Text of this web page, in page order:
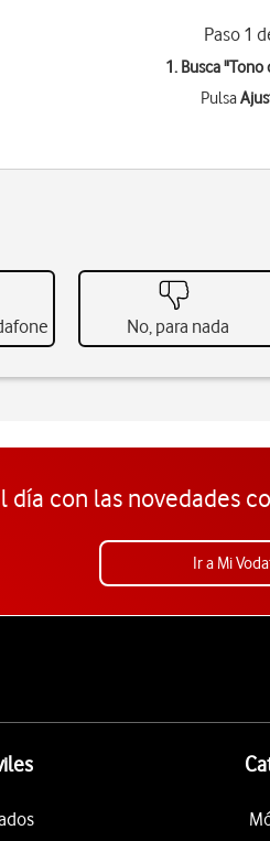
Paso 1
1. Busca "Tono
Pulsa
No, para nada
día con las novedades
Ir a Mi